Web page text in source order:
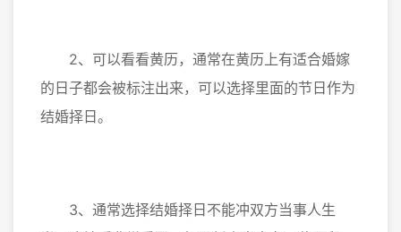
2、可以看看黄历，通常在黄历上有适合婚嫁
的日子都会被标注出来，可以选择里面的节日作为
结婚择日。
3、通常选择结婚择日不能冲双方当事人生